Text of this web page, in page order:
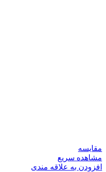
مقایسه
مشاهده سریع
افزودن به علاقه مندی